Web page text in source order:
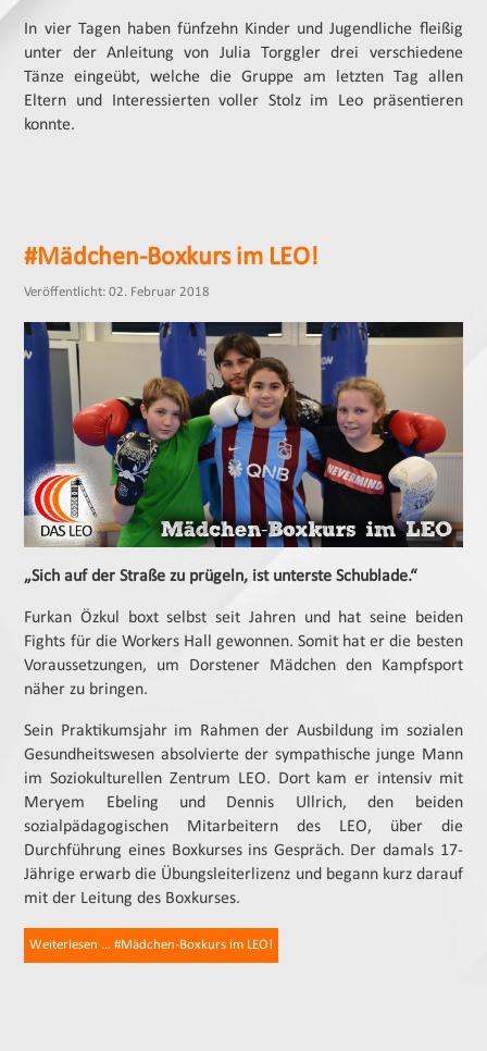
In vier Tagen haben fünfzehn Kinder und Jugendliche fleißig
unter der Anleitung von Julia Torggler drei verschiedene
Tänze eingeübt, welche die Gruppe am letzten Tag allen
Eltern und Interessierten voller Stolz im Leo präsentieren
konnte.
#Mädchen-Boxkurs im LEO!
Veröffentlicht: 02. Februar 2018
„Sich auf der Straße zu prügeln, ist unterste Schublade.“
Furkan Özkul boxt selbst seit Jahren und hat seine beiden
Fights für die Workers Hall gewonnen. Somit hat er die besten
Voraussetzungen, um Dorstener Mädchen den Kampfsport
näher zu bringen.
Sein Praktikumsjahr im Rahmen der Ausbildung im sozialen
Gesundheitswesen absolvierte der sympathische junge Mann
im Soziokulturellen Zentrum LEO. Dort kam er intensiv mit
Meryem Ebeling und Dennis Ullrich, den beiden
sozialpädagogischen Mitarbeitern des LEO, über die
Durchführung eines Boxkurses ins Gespräch. Der damals 17-
Jährige erwarb die Übungsleiterlizenz und begann kurz darauf
mit der Leitung des Boxkurses.
Weiterlesen … #Mädchen-Boxkurs im LEO!